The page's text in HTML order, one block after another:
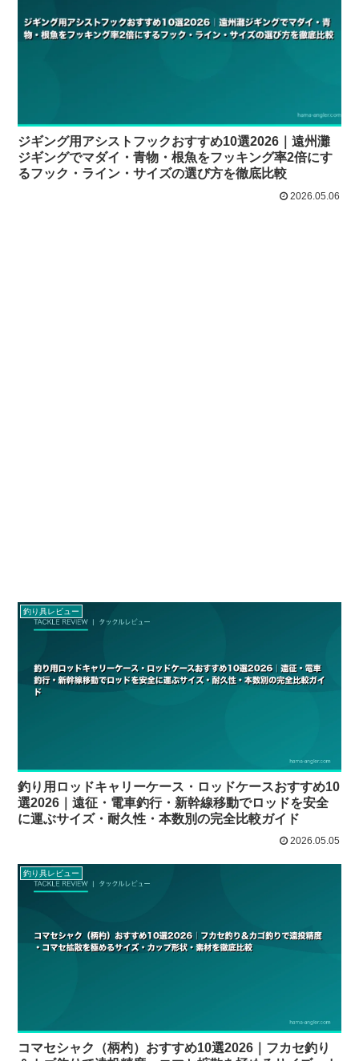
ジギング用アシストフックおすすめ10選2026｜遠州灘
ジギングでマダイ・青物・根魚をフッキング率2倍にす
るフック・ライン・サイズの選び方を徹底比較
2026.05.06
釣り具レビュー
釣り用ロッドキャリーケース・ロッドケースおすすめ10
選2026｜遠征・電車釣行・新幹線移動でロッドを安全
に運ぶサイズ・耐久性・本数別の完全比較ガイド
2026.05.05
釣り具レビュー
コマセシャク（柄杓）おすすめ10選2026｜フカセ釣り